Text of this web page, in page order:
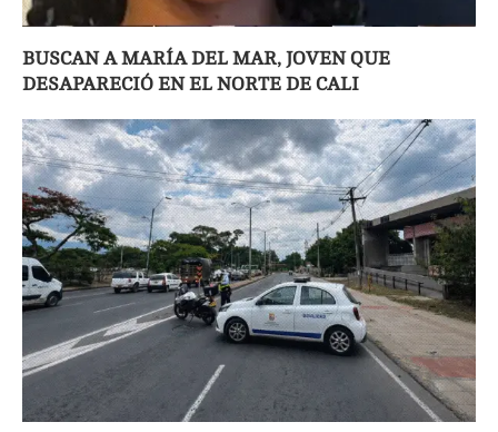
BUSCAN A MARÍA DEL MAR, JOVEN QUE
DESAPARECIÓ EN EL NORTE DE CALI